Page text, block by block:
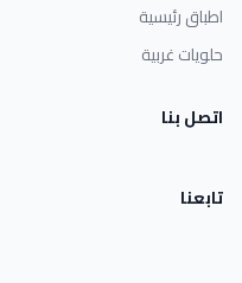
اطباق رئيسية
حلويات غربية
اتصل بنا
تابعنا